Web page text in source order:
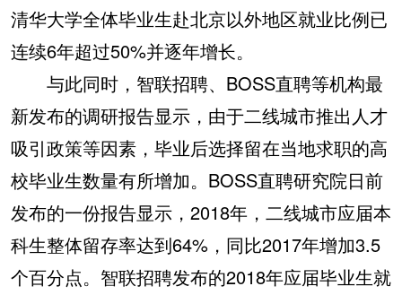
清华大学全体毕业生赴北京以外地区就业比例已
连续6年超过50%并逐年增长。
与此同时，智联招聘、BOSS直聘等机构最
新发布的调研报告显示，由于二线城市推出人才
吸引政策等因素，毕业后选择留在当地求职的高
校毕业生数量有所增加。BOSS直聘研究院日前
发布的一份报告显示，2018年，二线城市应届本
科生整体留存率达到64%，同比2017年增加3.5
个百分点。智联招聘发布的2018年应届毕业生就